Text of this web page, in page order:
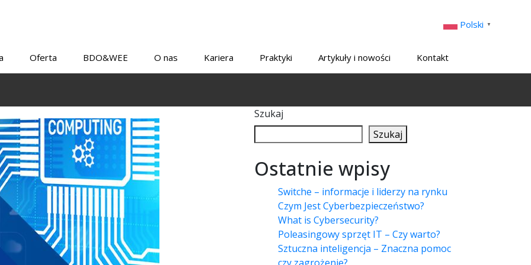
Polski ▼
Oferta BDO&WEE O nas Kariera Praktyki Artykuły i nowości Kontakt
Szukaj
Szukaj
Ostatnie wpisy
Switche – informacje i liderzy na rynku
Czym Jest Cyberbezpieczeństwo?
What is Cybersecurity?
Poleasingowy sprzęt IT – Czy warto?
Sztuczna inteligencja – Znaczna pomoc